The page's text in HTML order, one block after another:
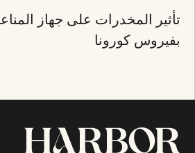
تأثير المخدرات على جهاز
بفيروس كورونا